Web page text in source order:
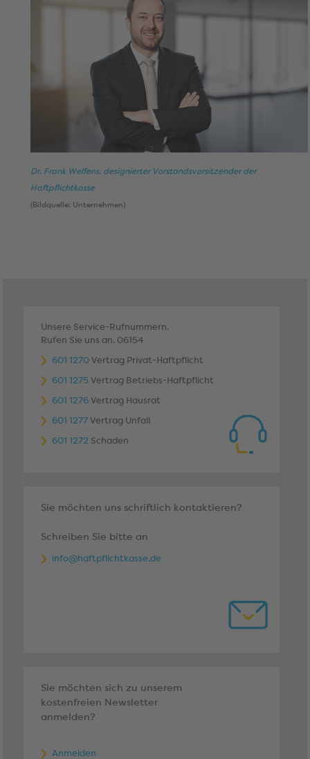
Dr. Frank Welfens, designierter Vorstandsvorsitzender der
Haftpflichtkasse
(Bildquelle: Unternehmen)
Unsere Service-Rufnummern.
Rufen Sie uns an. 06154
601 1270 Vertrag Privat-Haftpflicht
601 1275 Vertrag Betriebs-Haftpflicht
601 1276 Vertrag Hausrat
601 1277 Vertrag Unfall
601 1272 Schaden
Sie möchten uns schriftlich kontaktieren?
Schreiben Sie bitte an
info@haftpflichtkasse.de
Sie möchten sich zu unserem
kostenfreien Newsletter
anmelden?
Anmelden